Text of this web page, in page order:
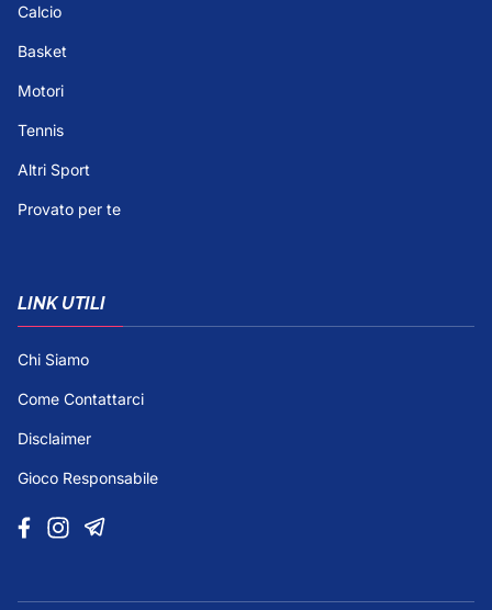
Calcio
Basket
Motori
Tennis
Altri Sport
Provato per te
LINK UTILI
Chi Siamo
Come Contattarci
Disclaimer
Gioco Responsabile